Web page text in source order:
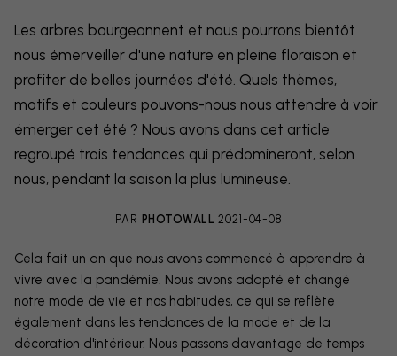
Les arbres bourgeonnent et nous pourrons bientôt
nous émerveiller d'une nature en pleine floraison et
profiter de belles journées d'été. Quels thèmes,
motifs et couleurs pouvons-nous nous attendre à voir
émerger cet été ? Nous avons dans cet article
regroupé trois tendances qui prédomineront, selon
nous, pendant la saison la plus lumineuse.
PAR PHOTOWALL 2021-04-08
Cela fait un an que nous avons commencé à apprendre à
vivre avec la pandémie. Nous avons adapté et changé
notre mode de vie et nos habitudes, ce qui se reflète
également dans les tendances de la mode et de la
décoration d'intérieur. Nous passons davantage de temps